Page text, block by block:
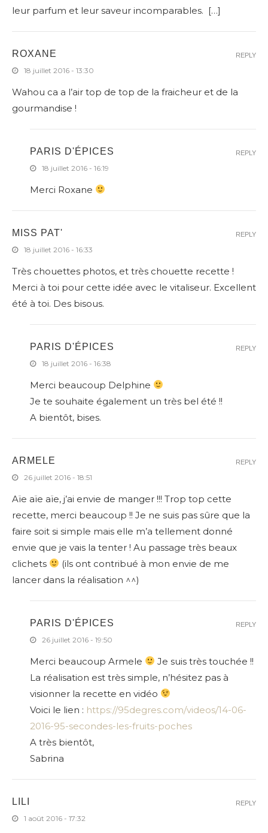
leur parfum et leur saveur incomparables. […]
ROXANE
18 juillet 2016 - 13:30
Wahou ca a l’air top de top de la fraicheur et de la
gourmandise !
REPLY
PARIS D'ÉPICES
18 juillet 2016 - 16:19
Merci Roxane
REPLY
MISS PAT'
18 juillet 2016 - 16:33
Très chouettes photos, et très chouette recette !
Merci à toi pour cette idée avec le vitaliseur. Excellent
été à toi. Des bisous.
REPLY
PARIS D'ÉPICES
18 juillet 2016 - 16:38
Merci beaucoup Delphine
Je te souhaite également un très bel été !!
A bientôt, bises.
REPLY
ARMELE
26 juillet 2016 - 18:51
Aïe aïe aïe, j’ai envie de manger !!! Trop top cette
recette, merci beaucoup !! Je ne suis pas sûre que la
faire soit si simple mais elle m’a tellement donné
envie que je vais la tenter ! Au passage très beaux
clichets
(ils ont contribué à mon envie de me
lancer dans la réalisation ^^)
REPLY
PARIS D'ÉPICES
26 juillet 2016 - 19:50
Merci beaucoup Armele
Je suis très touchée !!
La réalisation est très simple, n’hésitez pas à
visionner la recette en vidéo
Voici le lien : https://95degres.com/videos/14-06-
2016-95-secondes-les-fruits-poches
A très bientôt,
Sabrina
REPLY
LILI
1 août 2016 - 17:32
REPLY